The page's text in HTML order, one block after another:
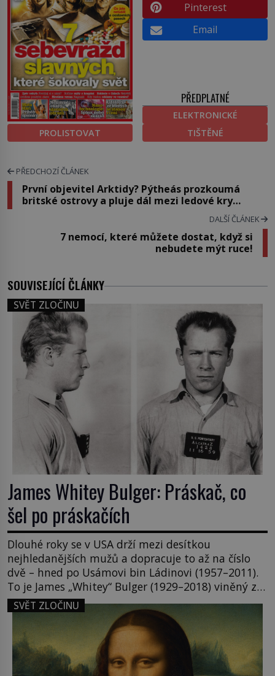
PROLISTOVAT
Pinterest
Email
PŘEDPLATNÉ
ELEKTRONICKÉ
TIŠTĚNÉ
PŘEDCHOZÍ ČLÁNEK
První objevitel Arktidy? Pýtheás prozkoumá
britské ostrovy a pluje dál mezi ledové kry…
DALŠÍ ČLÁNEK
7 nemocí, které můžete dostat, když si
nebudete mýt ruce!
SOUVISEJÍCÍ ČLÁNKY
SVĚT ZLOČINU
James Whitey Bulger: Práskač, co
šel po práskačích
Dlouhé roky se v USA drží mezi desítkou
nejhledanějších mužů a dopracuje to až na číslo
dvě – hned po Usámovi bin Ládinovi (1957–2011).
To je James „Whitey“ Bulger (1929–2018) viněný ze
spoluúčasti na 19 vraždách, vydírání a lichvy. A
samozřejmě, krom toho je ještě drogový dealer,
který neváhá odstranit z cesty všechny práskače,
zatímco […]
SVĚT ZLOČINU